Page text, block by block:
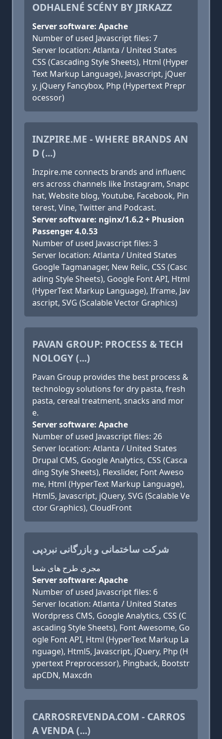
ODHALENÉ SCÉNY BY JIRKAZZ
Server software: Apache
Number of used Javascript files: 7
Server location: Atlanta / United States
CSS (Cascading Style Sheets), Html (Hyper
Text Markup Language), Javascript, jQuer
y, jQuery Fancybox, Php (Hypertext Prepr
ocessor)
INZPIRE.ME - WHERE BRANDS AN
D (...)
Inzpire.me connects brands and influenc
ers across channels like Instagram, Snapc
hat, Website blog, Youtube, Facebook, Pin
terest, Vine, Twitter and Podcast.
Server software: nginx/1.6.2 + Phusion
Passenger 4.0.53
Number of used Javascript files: 3
Server location: Atlanta / United States
Google Tagmanager, New Relic, CSS (Casc
ading Style Sheets), Google Font API, Html
(HyperText Markup Language), Iframe, Jav
ascript, SVG (Scalable Vector Graphics)
PAVAN GROUP: PROCESS & TECH
NOLOGY (...)
Pavan Group provides the best process &
technology solutions for dry pasta, fresh
pasta, cereal treatment, snacks and mor
e.
Server software: Apache
Number of used Javascript files: 26
Server location: Atlanta / United States
Drupal CMS, Google Analytics, CSS (Casca
ding Style Sheets), Flexslider, Font Aweso
me, Html (HyperText Markup Language),
Html5, Javascript, jQuery, SVG (Scalable Ve
ctor Graphics), CloudFront
شرکت ساختمانی و بازرگانی نبردپی
مجری طرح های شما
Server software: Apache
Number of used Javascript files: 6
Server location: Atlanta / United States
Wordpress CMS, Google Analytics, CSS (C
ascading Style Sheets), Font Awesome, Go
ogle Font API, Html (HyperText Markup La
nguage), Html5, Javascript, jQuery, Php (H
ypertext Preprocessor), Pingback, Bootstr
apCDN, Maxcdn
CARROSREVENDA.COM - CARROS
A VENDA (...)